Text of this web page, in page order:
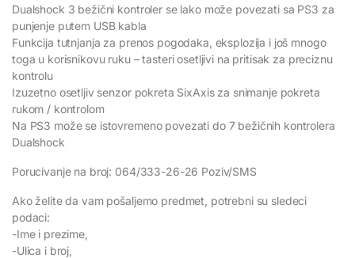
Dualshock 3 bežični kontroler se lako može povezati sa PS3 za
punjenje putem USB kabla
Funkcija tutnjanja za prenos pogodaka, eksplozija i još mnogo
toga u korisnikovu ruku – tasteri osetljivi na pritisak za preciznu
kontrolu
Izuzetno osetljiv senzor pokreta SixAxis za snimanje pokreta
rukom / kontrolom
Na PS3 može se istovremeno povezati do 7 bežičnih kontrolera
Dualshock
Porucivanje na broj: 064/333-26-26 Poziv/SMS
Ako želite da vam pošaljemo predmet, potrebni su sledeci
podaci:
-Ime i prezime,
-Ulica i broj,